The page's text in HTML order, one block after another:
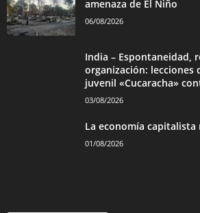
amenaza de El Niño
06/08/2026
India – Espontaneidad,
organización: lecciones
juvenil «Cucaracha»
03/08/2026
La economía
01/08/2026